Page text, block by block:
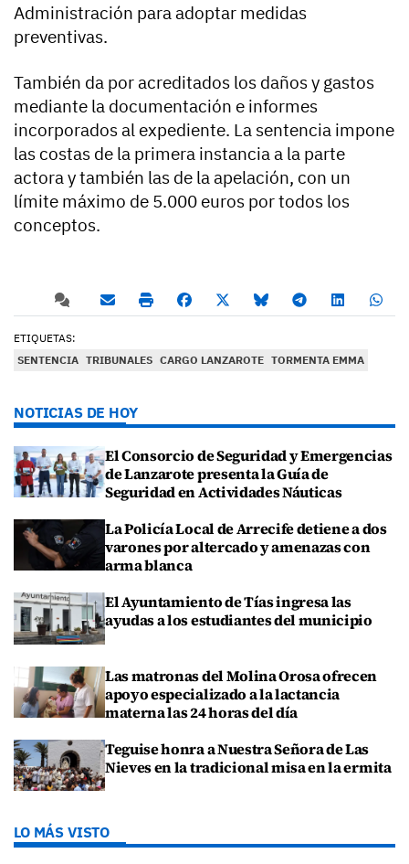
Administración para adoptar medidas
preventivas.
También da por acreditados los daños y gastos
mediante la documentación e informes
incorporados al expediente. La sentencia impone
las costas de la primera instancia a la parte
actora y también las de la apelación, con un
límite máximo de 5.000 euros por todos los
conceptos.
ETIQUETAS:
SENTENCIA TRIBUNALES CARGO LANZAROTE TORMENTA EMMA
NOTICIAS DE HOY
El Consorcio de Seguridad y Emergencias
de Lanzarote presenta la Guía de
Seguridad en Actividades Náuticas
La Policía Local de Arrecife detiene a dos
varones por altercado y amenazas con
arma blanca
El Ayuntamiento de Tías ingresa las
ayudas a los estudiantes del municipio
Las matronas del Molina Orosa ofrecen
apoyo especializado a la lactancia
materna las 24 horas del día
Teguise honra a Nuestra Señora de Las
Nieves en la tradicional misa en la ermita
LO MÁS VISTO